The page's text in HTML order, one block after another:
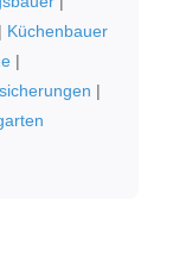
| Küchenbauer
|
|